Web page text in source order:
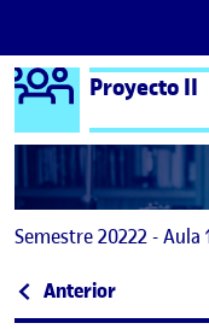
Saltar al contenido
Logo Ágora
Proyecto II
Semestre 20222 - Aula
Anterior: Sobre la